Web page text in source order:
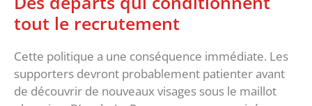
tout le recrutement
‎Cette politique a une conséquence immédiate. Les
supporters devront probablement patienter avant
de découvrir de nouveaux visages sous le maillot